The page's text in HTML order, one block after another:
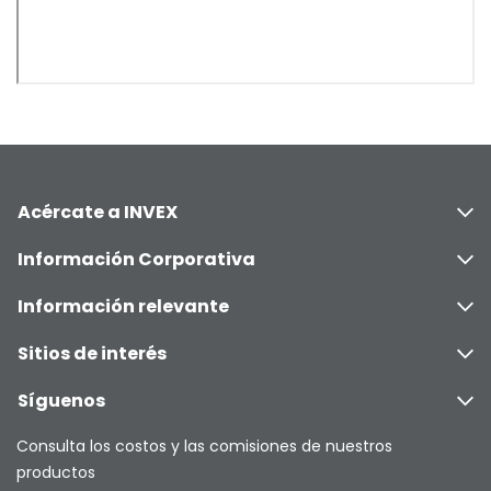
Acércate a INVEX
Información Corporativa
Información relevante
Sitios de interés
Síguenos
Consulta los costos y las comisiones de nuestros
productos